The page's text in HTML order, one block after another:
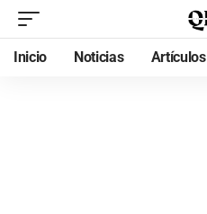
Inicio Noticias Artículos